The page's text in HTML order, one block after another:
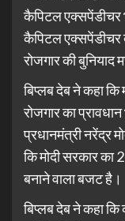
कैपिटल एक्सपेंडीचर
कैपिटल एक्सपेंडीचर
रोजगार की बुनियाद
बिप्लब देब ने कहा
रोजगार का
प्रधानमंत्री नरेंद्र
कि मोदी सरकार
बनाने वाला बजट है।
बिप्लब देब ने कहा